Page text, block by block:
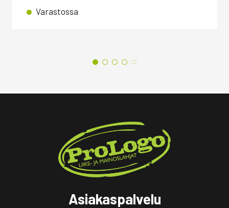
Varastossa
Asiakaspalvelu